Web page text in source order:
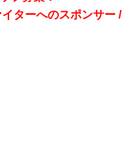
ターへのスポンサー /